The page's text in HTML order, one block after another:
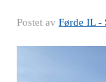
Postet av Førde IL -